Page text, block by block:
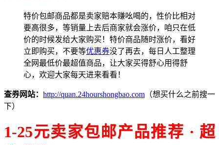
特价包邮商品都是卖家赔本赚吆喝的，性价比相对
要高很多，等销量上去后商家就会涨价，咱只在低
价的时候发给大家购买！特价商品随时涨价，看好
立即购买，不要等优惠券没了再去，每日人工整理
全网最低价最超值商品，让大家买得舒心用得舒
心，欢迎大家每天进来看看！
查券网站： http://quan.24hourshongbao.com （想买什么之前搜一
下）
1-25元卖家包邮产品推荐 · 超